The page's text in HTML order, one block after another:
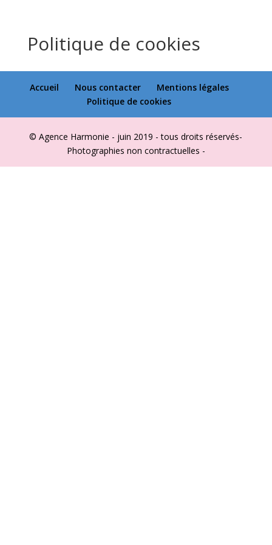
Politique de cookies
Accueil Nous contacter
Mentions légales
Politique de cookies
© Agence Harmonie - juin 2019 - tous droits réservés-
Photographies non contractuelles -